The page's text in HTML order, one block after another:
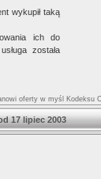
wykupił taką
ich do
została
oferty w myśl Kodeksu
lipiec 2003